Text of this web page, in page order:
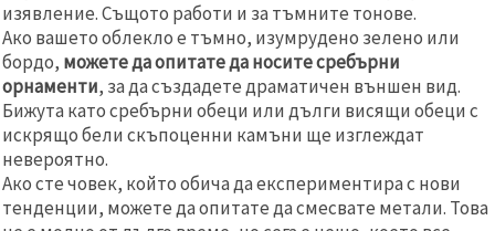
изявление. Същото работи и за тъмните тонове.
Ако вашето облекло е тъмно, изумрудено зелено или
бордо, можете да опитате да носите сребърни
орнаменти, за да създадете драматичен външен вид.
Бижута като сребърни обеци или дълги висящи обеци с
искрящо бели скъпоценни камъни ще изглеждат
невероятно.
Ако сте човек, който обича да експериментира с нови
тенденции, можете да опитате да смесвате метали. Това